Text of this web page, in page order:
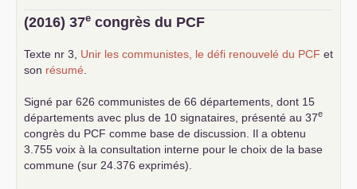
(2016) 37e congrès du PCF
Texte nr 3, Unir les communistes, le défi renouvelé du PCF et
son résumé
Signé par 626 communistes de 66 départements, dont 15
départements avec plus de 10 signataires, présenté au 37e
congrès du PCF comme base de discussion. Il a obtenu
3.755 voix à la consultation interne pour le choix de la base
commune (sur 24.376 exprimés).